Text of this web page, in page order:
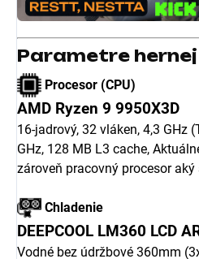
Parametre
Procesor (CPU)
AMD Ryzen 9 9950X3D
16-jadrový, 32 vláken, 4,3 GHz
GHz, 128 MB L3 cache,
zároveň pracovný procesor
Chladenie
DEEPCOOL LM360 LCD
Vodné bez údržbové 360mm